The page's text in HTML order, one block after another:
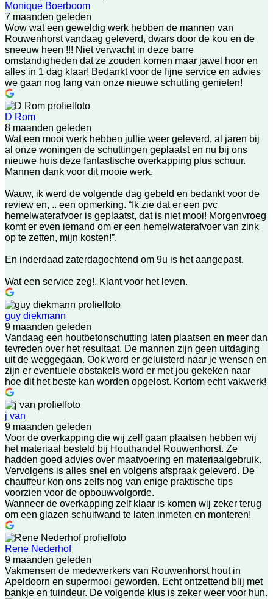
Monique Boerboom
7 maanden geleden
Wow wat een geweldig werk hebben de mannen van
Rouwenhorst vandaag geleverd, dwars door de kou en de
sneeuw heen !!! Niet verwacht in deze barre
omstandigheden dat ze zouden komen maar jawel hoor en
alles in 1 dag klaar! Bedankt voor de fijne service en advies
we gaan nog lang van onze nieuwe schutting genieten!
D Rom
8 maanden geleden
Wat een mooi werk hebben jullie weer geleverd, al jaren bij
al onze woningen de schuttingen geplaatst en nu bij ons
nieuwe huis deze fantastische overkapping plus schuur.
Mannen dank voor dit mooie werk.
Wauw, ik werd de volgende dag gebeld en bedankt voor de
review en, .. een opmerking. “Ik zie dat er een pvc
hemelwaterafvoer is geplaatst, dat is niet mooi! Morgenvroeg
komt er even iemand om er een hemelwaterafvoer van zink
op te zetten, mijn kosten!”.
En inderdaad zaterdagochtend om 9u is het aangepast.
Wat een service zeg!. Klant voor het leven.
guy diekmann
9 maanden geleden
Vandaag een houtbetonschutting laten plaatsen en meer dan
tevreden over het resultaat. De mannen zijn geen uitdaging
uit de weggegaan. Ook word er geluisterd naar je wensen en
zijn er eventuele obstakels word er met jou gekeken naar
hoe dit het beste kan worden opgelost. Kortom echt vakwerk!
j van
9 maanden geleden
Voor de overkapping die wij zelf gaan plaatsen hebben wij
het materiaal besteld bij Houthandel Rouwenhorst. Ze
hadden goed advies over maatvoering en materiaalgebruik.
Vervolgens is alles snel en volgens afspraak geleverd. De
chauffeur kon ons zelfs nog van enige praktische tips
voorzien voor de opbouwvolgorde.
Wanneer de overkapping zelf klaar is komen wij zeker terug
om een glazen schuifwand te laten inmeten en monteren!
Rene Nederhof
9 maanden geleden
Vakmensen de medewerkers van Rouwenhorst hout in
Apeldoorn en supermooi geworden. Echt ontzettend blij met
bankje en tuindeur. De volgende klus is zeker weer voor hun.